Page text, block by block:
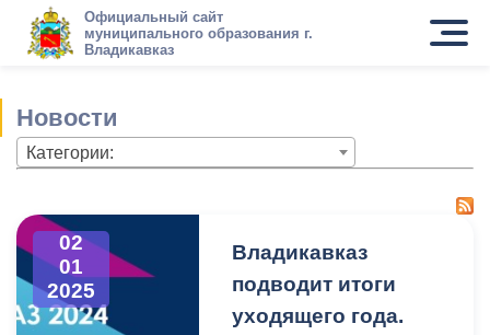
Официальный сайт
муниципального образования г.
Владикавказ
Новости
Категории:
02
01
2025
Владикавказ
подводит итоги
уходящего года.